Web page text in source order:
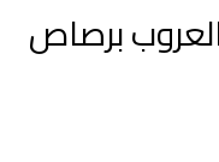
برصاص